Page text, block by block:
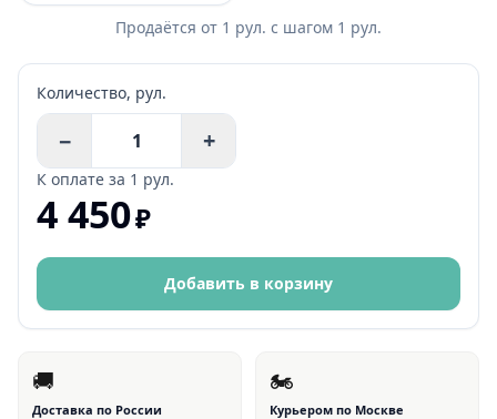
Продаётся от 1 рул. с шагом 1 рул.
Количество, рул.
− +
К оплате за 1 рул.
4 450₽
Добавить в корзину
🚚
Доставка по России
🏍
Курьером по Москве